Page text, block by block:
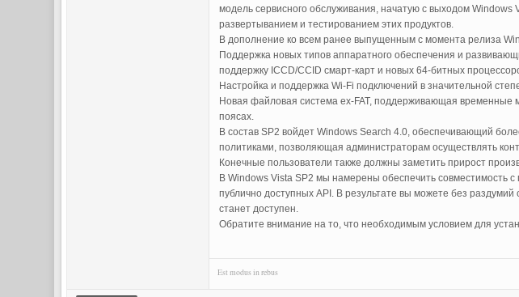
модель сервисного обслуживания, начатую с выходом Windows
развертыванием и тестированием этих продуктов.
В дополнение ко всем ранее выпущенным с момента релиза
Поддержка новых типов аппаратного обеспечения и
поддержку ICCD/CCID смарт-карт и новых 64-битных
Настройка и поддержка Wi-Fi подключений в значительной
Новая файловая система ex-FAT, поддерживающая временные
поясах.
В состав SP2 войдет Windows Search 4.0, обеспечивающий
политиками, позволяющая администраторам осуществлять
Конечные пользователи также должны заметить прирост
В Windows Vista SP2 мы намерены обеспечить совместимость
публично доступных API. В результате вы можете без
станет доступен.
Обратите внимание на то, что необходимым условием для
Est modus in rebus